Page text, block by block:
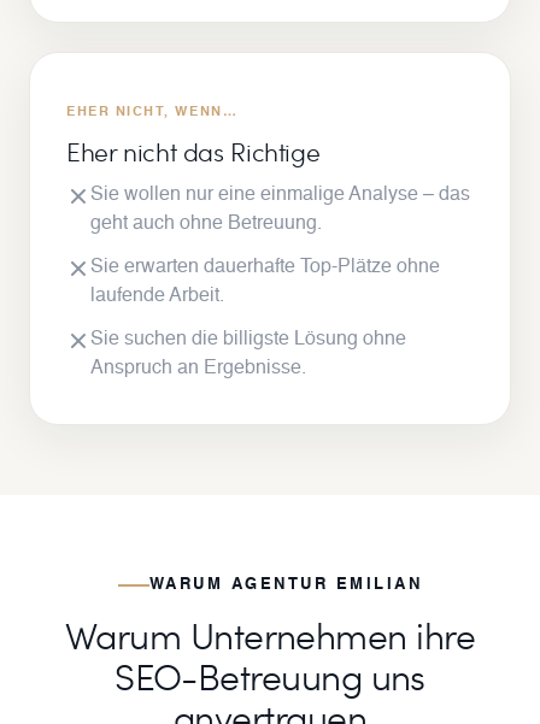
EHER NICHT, WENN…
Eher nicht das Richtige
Sie wollen nur eine einmalige Analyse – das
geht auch ohne Betreuung.
Sie erwarten dauerhafte Top-Plätze ohne
laufende Arbeit.
Sie suchen die billigste Lösung ohne
Anspruch an Ergebnisse.
WARUM AGENTUR EMILIAN
Warum Unternehmen ihre
SEO-Betreuung uns